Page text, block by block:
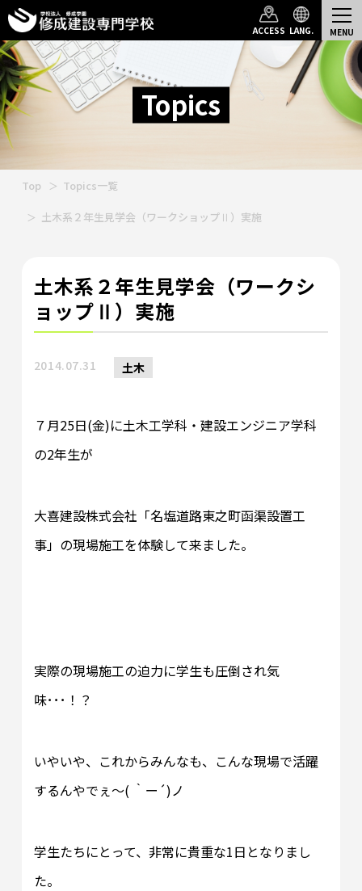
ACCESS LANG.
Topics
Top Topics一覧
土木系２年生見学会（ワークショップⅡ）実施
土木系２年生見学会（ワークシ
ョップⅡ）実施
2014.07.31 土木
７月25日(金)に土木工学科・建設エンジニア学科
の2年生が
大喜建設株式会社「名塩道路東之町函渠設置工
事」の現場施工を体験して来ました。
実際の現場施工の迫力に学生も圧倒され気
味･･･！？
いやいや、これからみんなも、こんな現場で活躍
するんやでぇ～( ｀ー´)ノ
学生たちにとって、非常に貴重な1日となりまし
た。